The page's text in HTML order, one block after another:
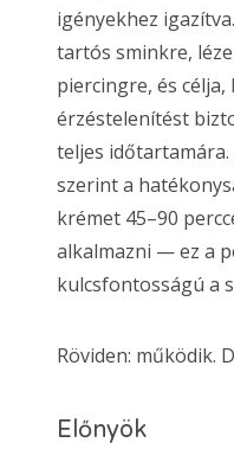
igényekhez
tartós sminkre,
piercingre, és
érzéstelenítést
teljes
szerint a
krémet 45–90
alkalmazni — ez a
kulcsfontosságú a
Röviden: működik.
Előnyök